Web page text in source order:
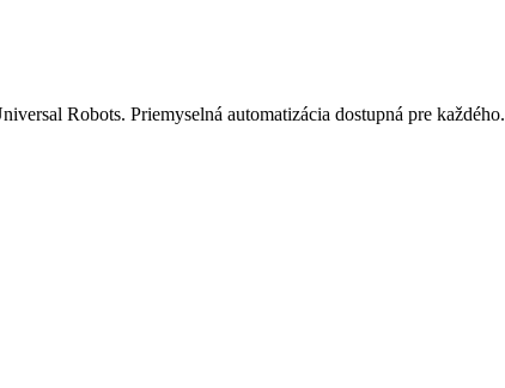
Robots. Priemyselná automatizácia dostupná pre každého.